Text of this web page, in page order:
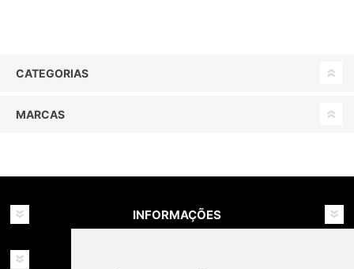
CATEGORIAS
MARCAS
INFORMAÇÕES